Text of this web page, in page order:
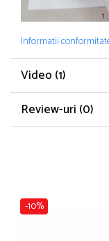
Informatii
Video (1)
Review-uri (0)
-10%